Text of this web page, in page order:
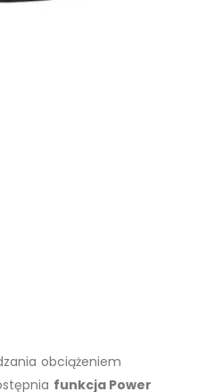
obciążeniem
funkcja Power